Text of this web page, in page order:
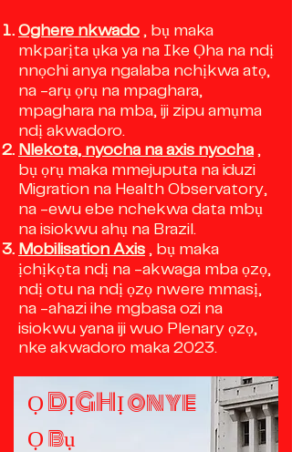
Oghere nkwado , bụ maka
mkparịta ụka ya na Ike Ọha na ndị
nnọchi anya ngalaba nchịkwa atọ,
na -arụ ọrụ na mpaghara,
mpaghara na mba, iji zipu amụma
ndị akwadoro.
Nlekota, nyocha na axis nyocha ,
bụ ọrụ maka mmejuputa na iduzi
Migration na Health Observatory,
na -ewu ebe nchekwa data mbụ
na isiokwu ahụ na Brazil.
Mobilisation Axis , bụ maka
ịchịkọta ndị na -akwaga mba ọzọ,
ndị otu na ndị ọzọ nwere mmasị,
na -ahazi ihe mgbasa ozi na
isiokwu yana iji wuo Plenary ọzọ,
nke akwadoro maka 2023.
Ọ DỊGHỊ onye
Ọ bụ